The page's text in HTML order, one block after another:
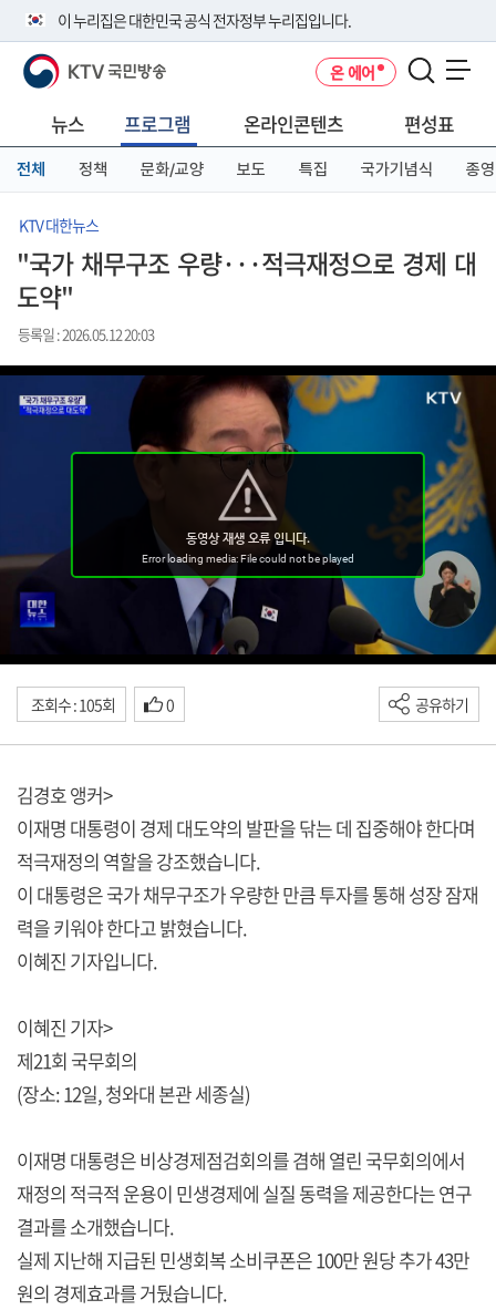
이 누리집은 대한민국 공식 전자정부 누리집입니다.
공식 누리집 주소 확인하기
니다.
이밖에 or.kr 또는 .kr등 다른 도메인 주소를 사용하고 있다면 아래 URL에
서 도메인 주소를 확인해 보세요
KTV 국민방송 온 에어
뉴스 프로그램 온라인콘텐츠 편성표
전체 정책 문화/교양 보도 특집 국가기념식 종영
KTV 대한뉴스
"국가 채무구조 우량···적극재정으로 경제 대
도약"
등록일 : 2026.05.12 20:03
조회수 : 105회 0 공유하기
김경호 앵커>
이재명 대통령이 경제 대도약의 발판을 닦는 데 집중해야 한다며
적극재정의 역할을 강조했습니다.
이 대통령은 국가 채무구조가 우량한 만큼 투자를 통해 성장 잠재
력을 키워야 한다고 밝혔습니다.
이혜진 기자입니다.
이혜진 기자>
제21회 국무회의
(장소: 12일, 청와대 본관 세종실)
이재명 대통령은 비상경제점검회의를 겸해 열린 국무회의에서
재정의 적극적 운용이 민생경제에 실질 동력을 제공한다는 연구
결과를 소개했습니다.
실제 지난해 지급된 민생회복 소비쿠폰은 100만 원당 추가 43만
원의 경제효과를 거뒀습니다.